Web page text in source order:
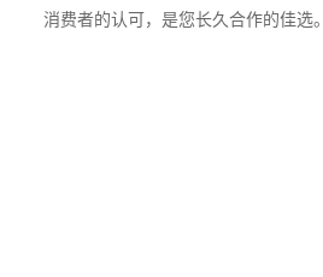
消费者的认可，是您长久合作的佳选。